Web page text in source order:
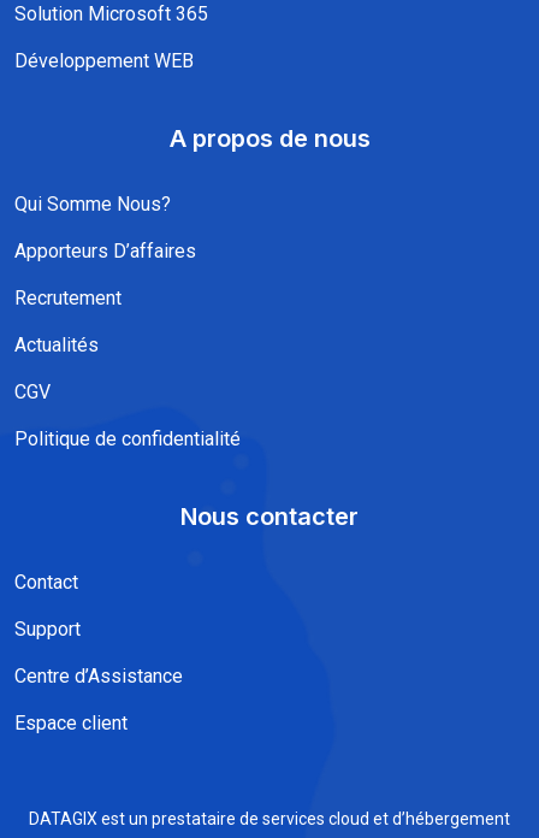
Solution Microsoft 365
Développement WEB
A propos de nous
Qui Somme Nous?
Apporteurs D’affaires
Recrutement
Actualités
CGV
Politique de confidentialité​
Nous contacter
Contact
Support
Centre d’Assistance
Espace client
DATAGIX est un prestataire de services cloud et d’hébergement